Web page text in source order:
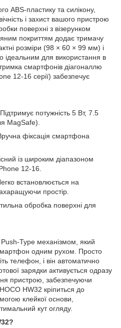
ABS-пластику та силікону,
і захист вашого пристрою
поверхні з візерунком
покриттям додає тримачу
розміри (98 × 60 × 99 мм) і
ідеальним для використання в
смартфонів діагоналлю
12-16 серії) забезпечує
Підтримує потужність 5 Вт, 7.5
MagSafe).
фіксація смартфона
із широким діапазоном
12-16.
встановлюється на
простір.
обробка поверхні для
Type механізмом, який
одним рухом. Просто
телефон, і він автоматично
зарядки активується одразу
пристрою, забезпечуючи
HW32 кріпиться до
клейкої основи,
кут огляду.